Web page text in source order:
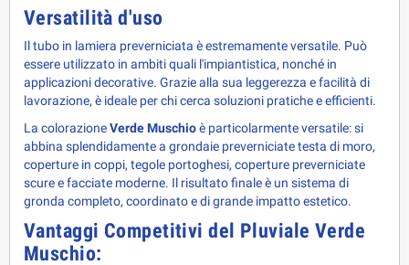
Versatilità d'uso
Il tubo in lamiera preverniciata è estremamente versatile. Può
essere utilizzato in ambiti quali l'impiantistica, nonché in
applicazioni decorative. Grazie alla sua leggerezza e facilità di
lavorazione, è ideale per chi cerca soluzioni pratiche e efficienti.
La colorazione Verde Muschio è particolarmente versatile: si
abbina splendidamente a grondaie preverniciate testa di moro,
coperture in coppi, tegole portoghesi, coperture preverniciate
scure e facciate moderne. Il risultato finale è un sistema di
gronda completo, coordinato e di grande impatto estetico.
Vantaggi Competitivi del Pluviale Verde
Muschio: